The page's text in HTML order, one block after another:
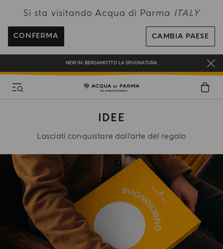
Si sta visitando Acqua di Parma ITALY
CONFERMA CAMBIA PAESE
UN REGALO PER TE SUGLI ORDINI SUPERIORI AI 180€
BERGAMOTTO LA SPUGNATURA
SPEDIZIONI GRATUITE PER ORDINI SUPERIORI A 120€
BERGAMOTTO LA SPUGNATURA
IDEE
Lasciati conquistare dall'arte del regalo